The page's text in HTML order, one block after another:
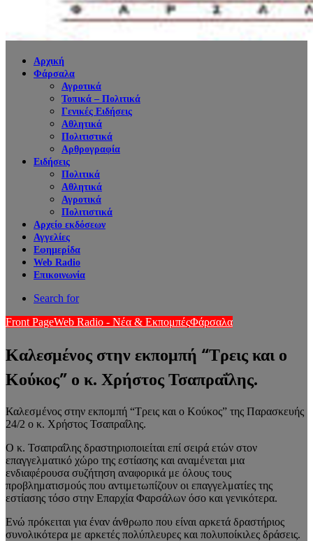
Αρχική
Φάρσαλα
Αγροτικά
Τοπικά – Πολιτικά
Γενικές Ειδήσεις
Αθλητικά
Πολιτιστικά
Αρθρογραφία
Ειδήσεις
Πολιτικά
Αθλητικά
Αγροτικά
Πολιτιστικά
Αρχείο εκδόσεων
Αγγελίες
Εφημερίδα
Web Radio
Επικοινωνία
Search for
Front PageWeb Radio - Νέα & ΕκπομπέςΦάρσαλα
Καλεσμένος στην εκπομπή “Τρεις και ο
Κούκος” ο κ. Χρήστος Τσαπραΐλης.
Καλεσμένος στην εκπομπή “Τρεις και ο Κούκος” της Παρασκευής
24/2 ο κ. Χρήστος Τσαπραΐλης.
Ο κ. Τσαπραΐλης δραστηριοποιείται επί σειρά ετών στον
επαγγελματικό χώρο της εστίασης και αναμένεται μια
ενδιαφέρουσα συζήτηση αναφορικά με όλους τους
προβληματισμούς που αντιμετωπίζουν οι επαγγελματίες της
εστίασης τόσο στην Επαρχία Φαρσάλων όσο και γενικότερα.
Ενώ πρόκειται για έναν άνθρωπο που είναι αρκετά δραστήριος
συνολικότερα με αρκετές πολύπλευρες και πολυποίκιλες δράσεις.